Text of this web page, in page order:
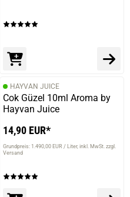
HAYVAN JUICE
Cok Güzel 10ml Aroma by
Hayvan Juice
14,90 EUR*
Grundpreis: 1.490,00 EUR / Liter inkl. MwSt. zzgl.
Versand